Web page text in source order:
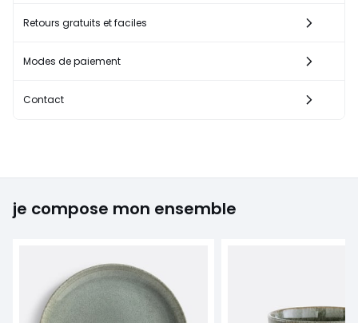
Retours gratuits et faciles
Modes de paiement
Contact
je compose mon ensemble